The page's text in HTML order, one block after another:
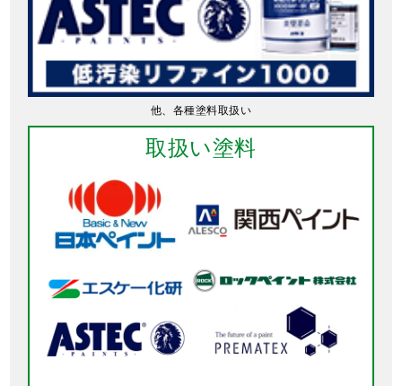
他、各種塗料取扱い
取扱い塗料